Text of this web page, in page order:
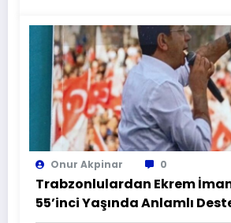
Onur Akpinar 0
Trabzonlulardan Ekrem
55’inci Yaşında Anlamlı